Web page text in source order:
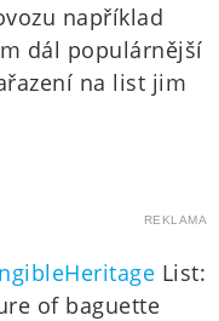
například
dál populárnější
na list jim
REKLAMA
List:
of baguette